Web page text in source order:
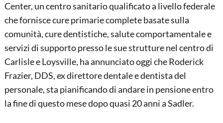
Center, un centro sanitario qualificato a livello federale
che fornisce cure primarie complete basate sulla
comunità, cure dentistiche, salute comportamentale e
servizi di supporto presso le sue strutture nel centro di
Carlisle e Loysville, ha annunciato oggi che Roderick
Frazier, DDS, ex direttore dentale e dentista del
personale, sta pianificando di andare in pensione entro
la fine di questo mese dopo quasi 20 anni a Sadler.